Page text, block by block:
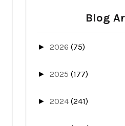
Blog
► 2026 (75)
► 2025 (177)
► 2024 (241)